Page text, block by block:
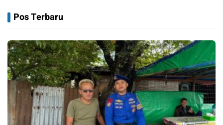
Sepang, Himbau
Waspada Cuaca
Pos Terbaru